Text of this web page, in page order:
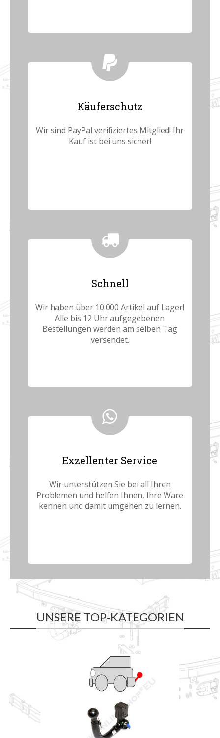
Käuferschutz
Wir sind PayPal verifiziertes Mitglied! Ihr
Kauf ist bei uns sicher!
Schnell
Wir haben über 10.000 Artikel auf Lager!
Alle bis 12 Uhr aufgegebenen
Bestellungen werden am selben Tag
versendet.
Exzellenter Service
Wir unterstützen Sie bei all Ihren
Problemen und helfen Ihnen, Ihre Ware
kennen und damit umgehen zu lernen.
UNSERE TOP-KATEGORIEN